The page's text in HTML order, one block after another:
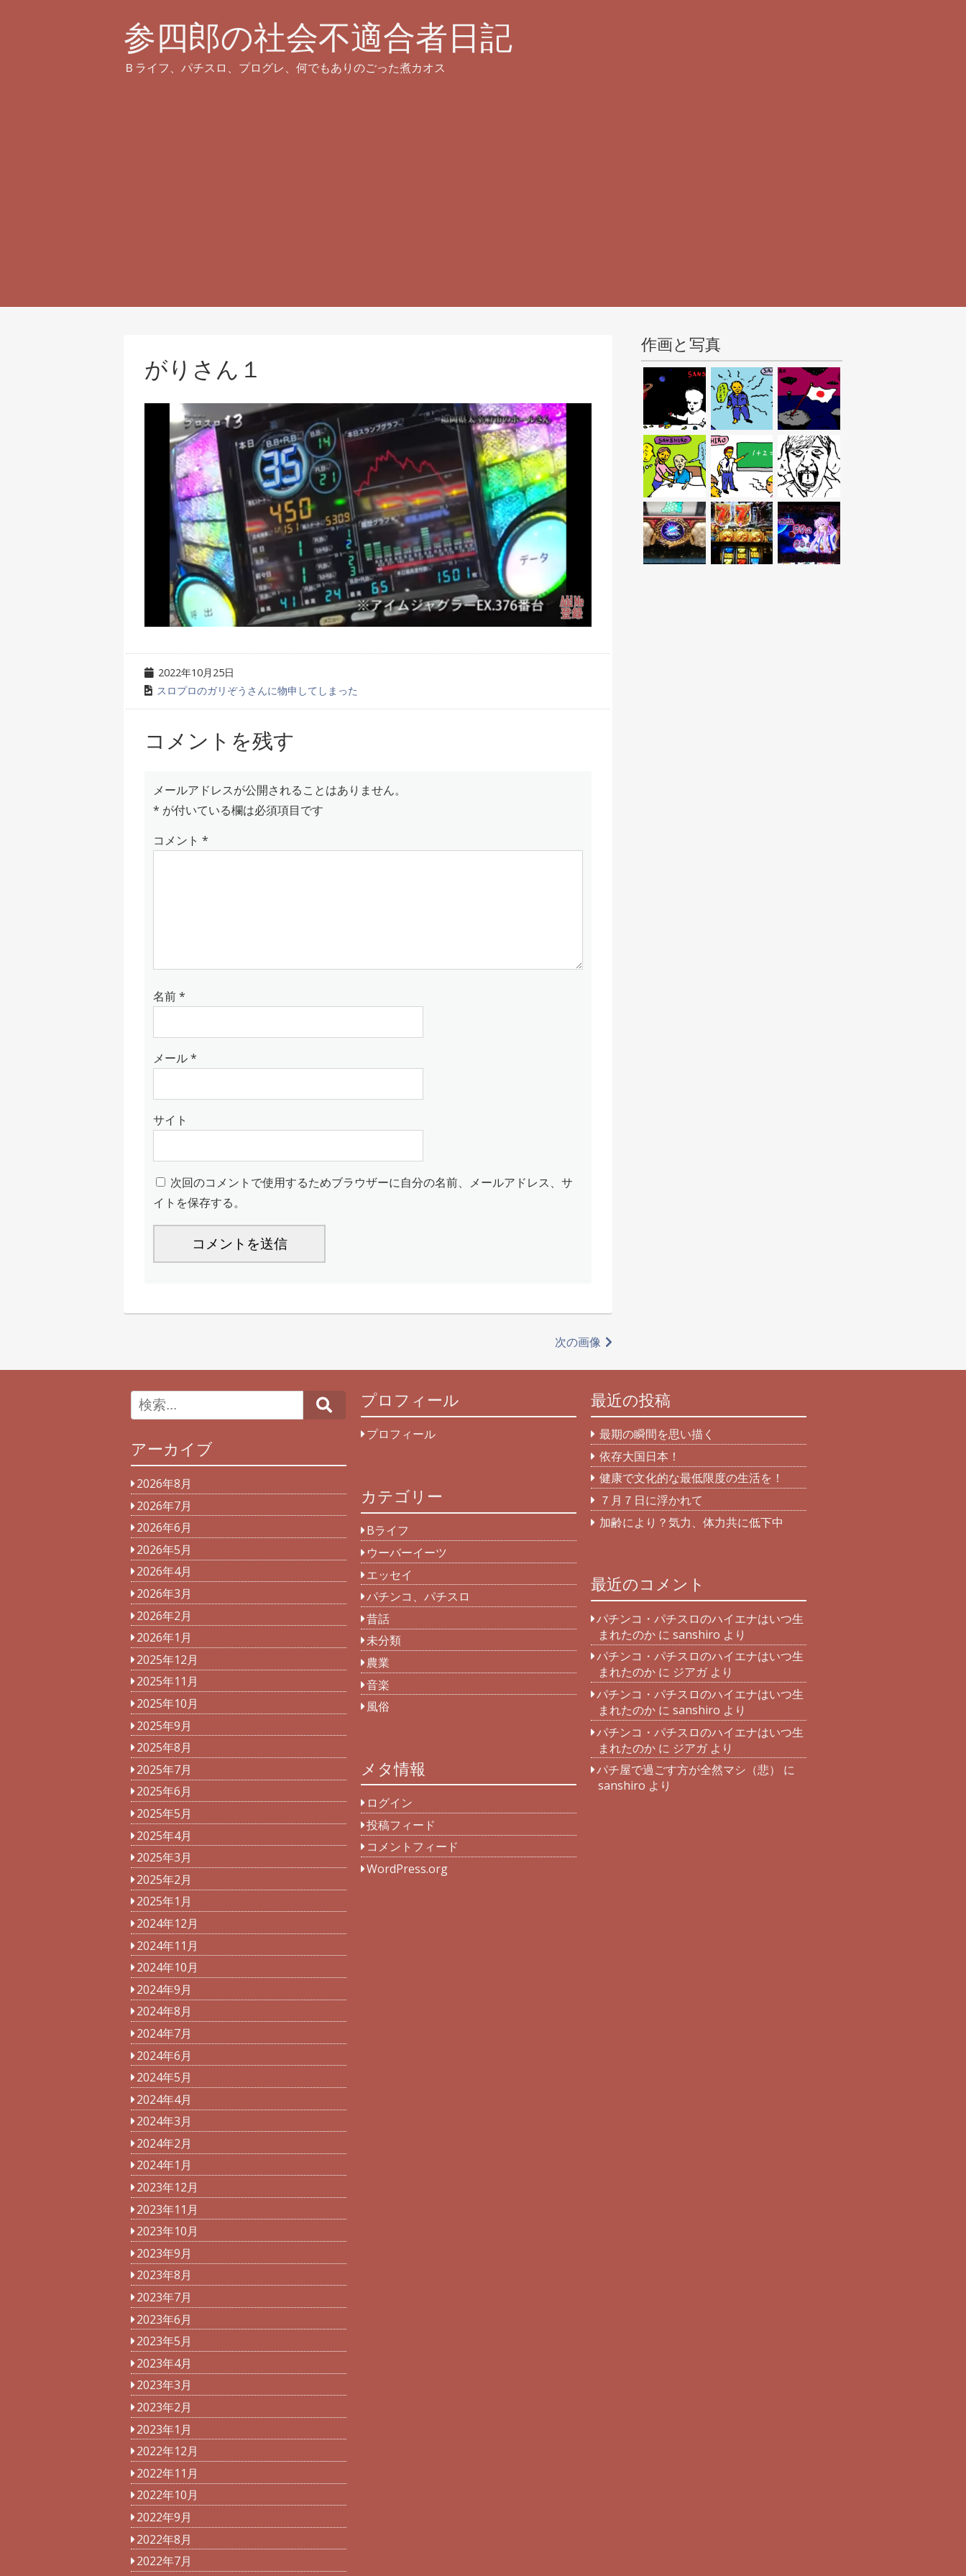
参四郎の社会不適合者日記
Ｂライフ、パチスロ、プログレ、何でもありのごった煮カオス
がりさん１
2022年10月25日
スロプロのガリぞうさんに物申してしまった
コメントを残す
メールアドレスが公開されることはありません。
* が付いている欄は必須項目です
コメント *
名前*
メール*
サイト
次回のコメントで使用するためブラウザーに自分の名前、メールアドレス、サ
イトを保存する。
次の画像
作画と写真
Searchプロフィール
プロフィール
最近の投稿
最期の瞬間を思い描く
依存大国日本！
健康で文化的な最低限度の生活を！
７月７日に浮かれて
加齢により？気力、体力共に低下中
アーカイブ
2026年8月
2026年7月
2026年6月
2026年5月
2026年4月
2026年3月
2026年2月
2026年1月
2025年12月
2025年11月
2025年10月
2025年9月
2025年8月
2025年7月
2025年6月
2025年5月
2025年4月
2025年3月
2025年2月
2025年1月
2024年12月
2024年11月
2024年10月
2024年9月
2024年8月
2024年7月
2024年6月
2024年5月
2024年4月
2024年3月
2024年2月
2024年1月
2023年12月
2023年11月
2023年10月
2023年9月
2023年8月
2023年7月
2023年6月
2023年5月
2023年4月
2023年3月
2023年2月
2023年1月
2022年12月
2022年11月
2022年10月
2022年9月
2022年8月
2022年7月
カテゴリー
Bライフ
ウーバーイーツ
エッセイ
パチンコ、パチスロ
昔話
未分類
農業
音楽
風俗
最近のコメント
パチンコ・パチスロのハイエナはいつ生
まれたのかに sanshiro より
パチンコ・パチスロのハイエナはいつ生
まれたのかに ジアガより
パチンコ・パチスロのハイエナはいつ生
まれたのかに sanshiro より
パチンコ・パチスロのハイエナはいつ生
まれたのかに ジアガより
パチ屋で過ごす方が全然マシ（悲）
に
sanshiro より
メタ情報
ログイン
投稿フィード
コメントフィード
WordPress.org